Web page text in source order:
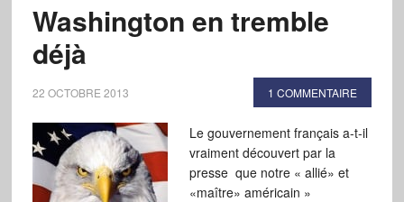
Washington en tremble
déjà
22 OCTOBRE 2013 1 COMMENTAIRE
Le gouvernement français a-t-il
vraiment découvert par la
presse que notre « allié» et
«maître» américain »